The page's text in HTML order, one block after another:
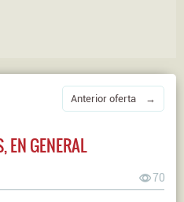
Anterior oferta →
EN GENERAL
70